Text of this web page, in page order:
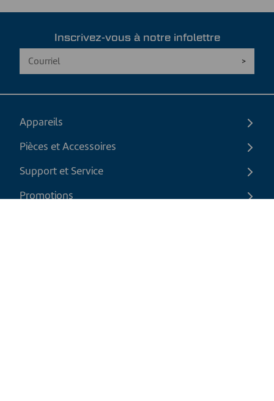
Inscrivez-vous à notre infolettre
Appareils
Pièces et Accessoires
Support et Service
Promotions